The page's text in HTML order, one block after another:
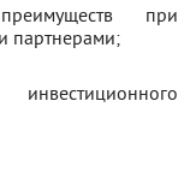
при
партнерами;